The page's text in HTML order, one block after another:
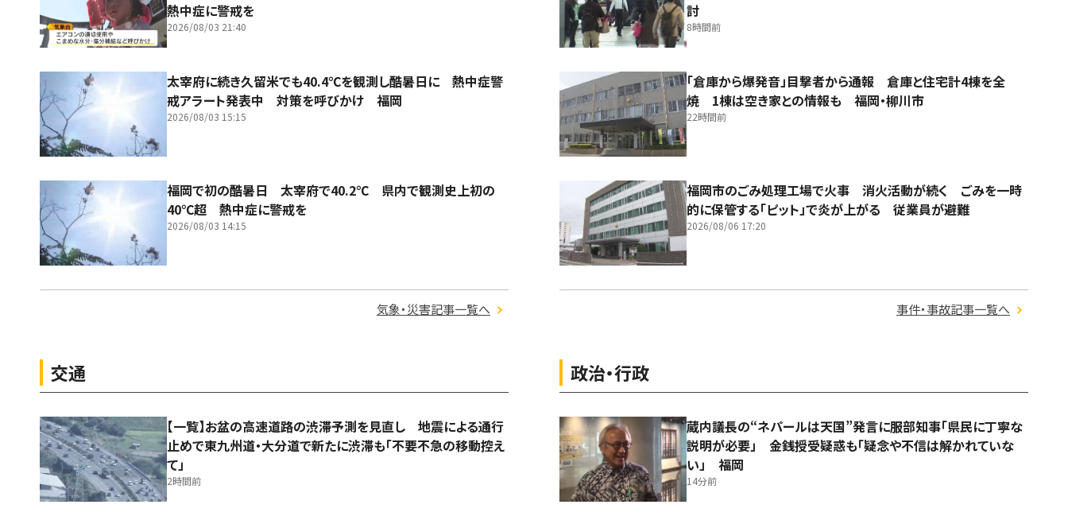
熱中症に警戒を
2026/08/03 21:40
太宰府に続き久留米でも40.4℃を観測し酷暑日に 熱中症警
戒アラート発表中 対策を呼びかけ 福岡
2026/08/03 15:15
福岡で初の酷暑日 太宰府で40.2℃ 県内で観測史上初の
40℃超 熱中症に警戒を
2026/08/03 14:15
気象・災害記事一覧へ
討
8時間前
「倉庫から爆発音」目撃者から通報 倉庫と住宅計4棟を全
焼 1棟は空き家との情報も 福岡・柳川市
22時間前
福岡市のごみ処理工場で火事 消火活動が続く ごみを一時
的に保管する「ピット」で炎が上がる 従業員が避難
2026/08/06 17:20
事件・事故記事一覧へ
交通
【一覧】お盆の高速道路の渋滞予測を見直し 地震による通行
止めで東九州道・大分道で新たに渋滞も「不要不急の移動控え
て」
2時間前
政治・行政
蔵内議長の“ネパールは天国”発言に服部知事「県民に丁寧な
説明が必要」 金銭授受疑惑も「疑念や不信は解かれていな
い」 福岡
14分前